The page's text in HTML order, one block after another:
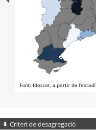
Criteri de desagregació